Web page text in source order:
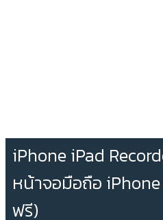
iPhone iPad
หน้าจอมือถือ iPhone
ฟรี)